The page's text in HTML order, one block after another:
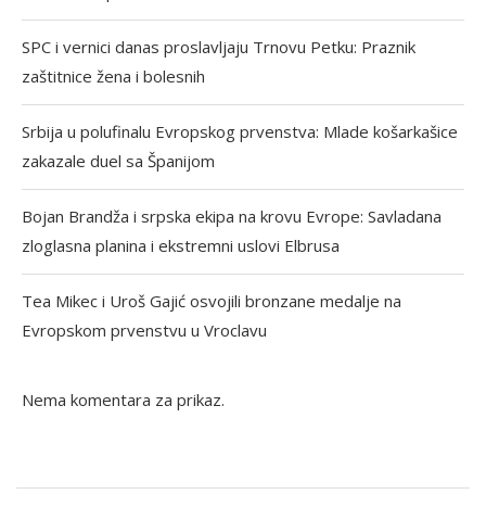
SPC i vernici danas proslavljaju Trnovu Petku: Praznik
zaštitnice žena i bolesnih
Srbija u polufinalu Evropskog prvenstva: Mlade košarkašice
zakazale duel sa Španijom
Bojan Brandža i srpska ekipa na krovu Evrope: Savladana
zloglasna planina i ekstremni uslovi Elbrusa
Tea Mikec i Uroš Gajić osvojili bronzane medalje na
Evropskom prvenstvu u Vroclavu
Nema komentara za prikaz.